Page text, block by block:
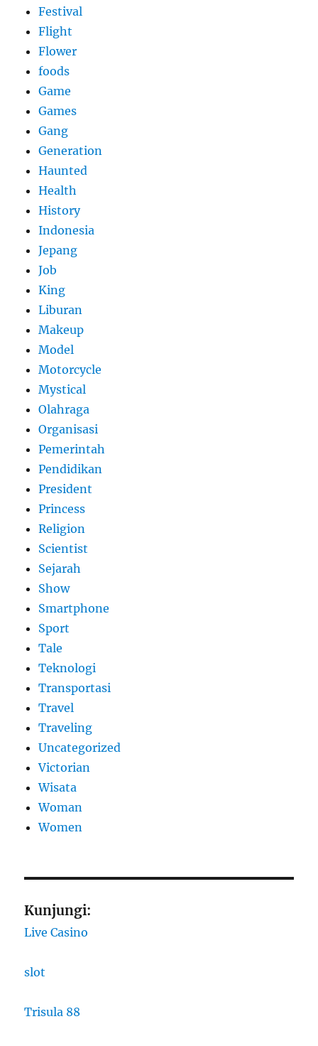
Festival
Flight
Flower
foods
Game
Games
Gang
Generation
Haunted
Health
History
Indonesia
Jepang
Job
King
Liburan
Makeup
Model
Motorcycle
Mystical
Olahraga
Organisasi
Pemerintah
Pendidikan
President
Princess
Religion
Scientist
Sejarah
Show
Smartphone
Sport
Tale
Teknologi
Transportasi
Travel
Traveling
Uncategorized
Victorian
Wisata
Woman
Women
Kunjungi:
Live Casino
slot
Trisula 88